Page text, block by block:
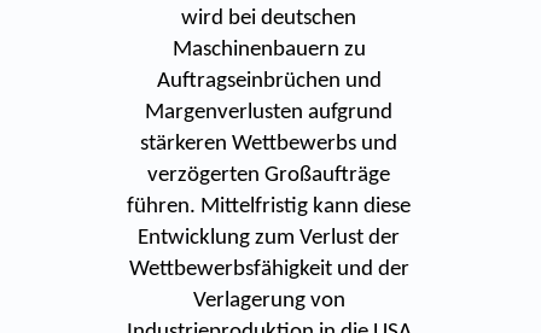
wird bei deutschen
Maschinenbauern zu
Auftragseinbrüchen und
Margenverlusten aufgrund
stärkeren Wettbewerbs und
verzögerten Großaufträge
führen. Mittelfristig kann diese
Entwicklung zum Verlust der
Wettbewerbsfähigkeit und der
Verlagerung von